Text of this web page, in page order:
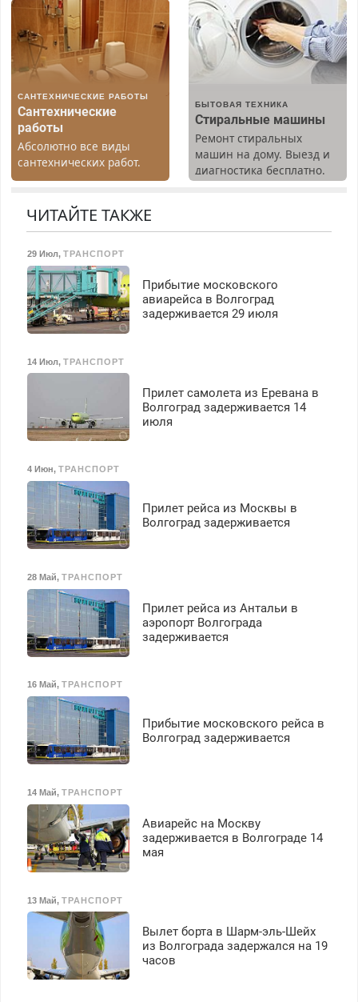
резины. Качественно.
Недорого. Без выходных.
Все районы. Скидка.
Вызов бесплатный.
САНТЕХНИЧЕСКИЕ РАБОТЫ
Сантехнические
работы
Абсолютно все виды
сантехнических работ.
Быстро. Качественно.
БЫТОВАЯ ТЕХНИКА
Стиральные машины
Ремонт стиральных
машин на дому. Выезд и
диагностика бесплатно.
ЧИТАЙТЕ ТАКЖЕ
29 Июл, ТРАНСПОРТ
Прибытие московского
авиарейса в Волгоград
задерживается 29 июля
14 Июл, ТРАНСПОРТ
Прилет самолета из Еревана в
Волгоград задерживается 14
июля
4 Июн, ТРАНСПОРТ
Прилет рейса из Москвы в
Волгоград задерживается
28 Май, ТРАНСПОРТ
Прилет рейса из Антальи в
аэропорт Волгограда
задерживается
16 Май, ТРАНСПОРТ
Прибытие московского рейса в
Волгоград задерживается
14 Май, ТРАНСПОРТ
Авиарейс на Москву
задерживается в Волгограде 14
мая
13 Май, ТРАНСПОРТ
Вылет борта в Шарм-эль-Шейх
из Волгограда задержался на 19
часов